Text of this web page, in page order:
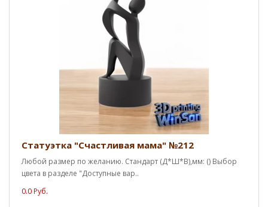
Статуэтка "Счастливая мама" №212
Любой размер по желанию. Стандарт (Д*Ш*В),мм: () Выбор
цвета в разделе "Доступные вар..
0.0 Руб.